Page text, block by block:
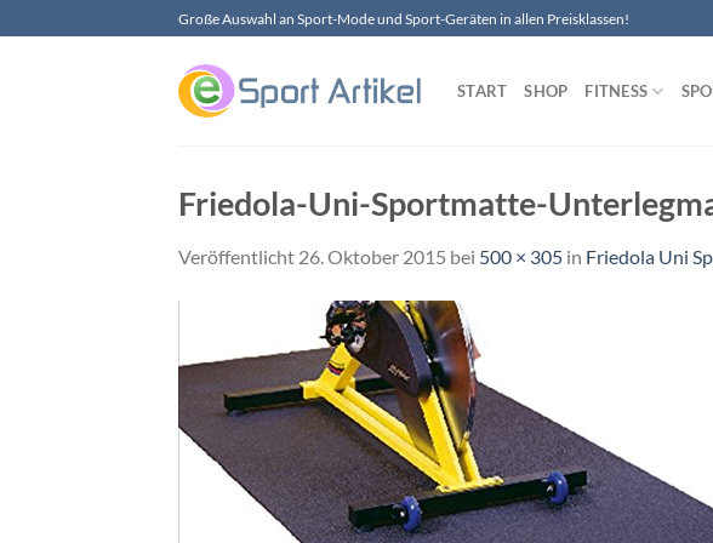
Inhalt
Große Auswahl an Sport-Mode und Sport-Geräten in allen Preisklassen!
START SHOP FITNESS
Friedola-Uni-Sportmatte-
Veröffentlicht 26. Oktober 2015 bei 500 × 305 in Friedola Uni